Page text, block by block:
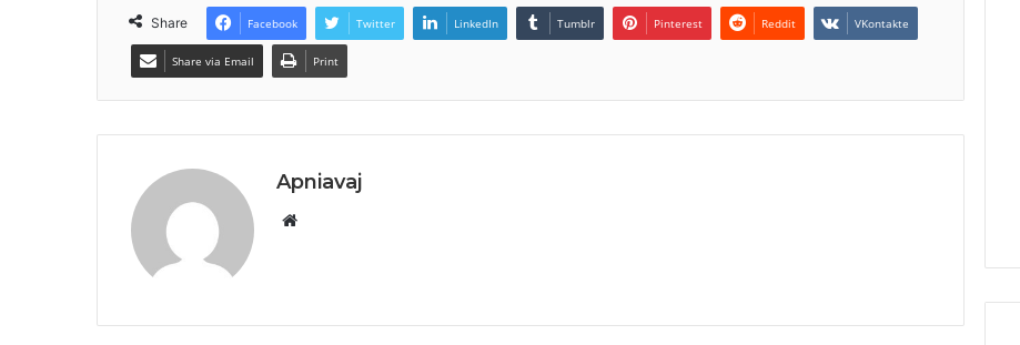
Share Facebook Twitter LinkedIn Tumblr Pinterest Reddit VKontakte
Share via Email Print
Apniavaj
i